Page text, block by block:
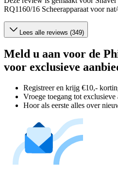
RQ1160/16 Scheerapparaat voor
Lees alle reviews (349)
Meld u aan voor de
voor exclusieve
Registreer en krijg €10,-
Vroege toegang tot exclusieve
Hoor als eerste alles over